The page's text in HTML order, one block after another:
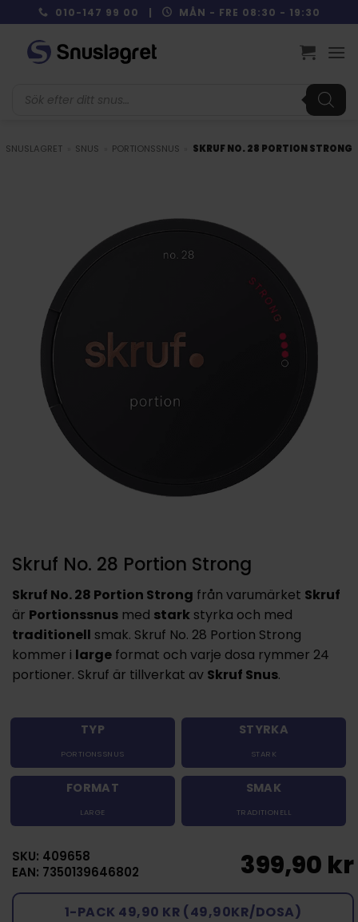
to
content
010-147 99 00 | MÅN - FRE 08:30 - 19:30
SNUSLAGRET SNUS PORTIONSSNUS SKRUF NO. 28 PORTION STRONG
Skruf No. 28 Portion Strong
Skruf No. 28 Portion Strong från varumärket Skruf
är Portionssnus med stark styrka och med
traditionell smak. Skruf No. 28 Portion Strong
kommer i large format och varje dosa rymmer 24
portioner. Skruf är tillverkat av Skruf Snus.
TYP
PORTIONSSNUS
STYRKA
STARK
FORMAT
LARGE
SMAK
TRADITIONELL
SKU: 409658
EAN: 7350139646802
399,90 kr
1-PACK 49,90 KR (49,90KR/DOSA)